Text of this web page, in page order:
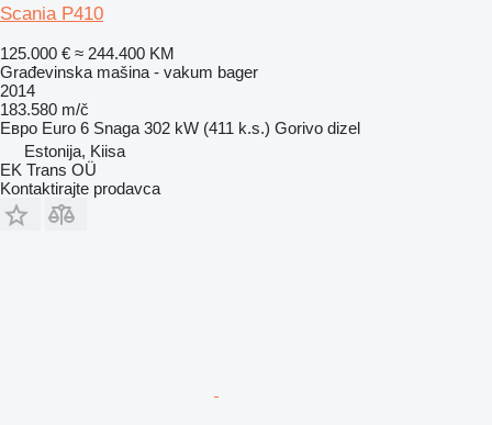
Scania P410
125.000 € ≈ 244.400 KM
Građevinska mašina - vakum bager
2014
183.580 m/č
Евро Euro 6 Snaga 302 kW (411 k.s.) Gorivo dizel
Estonija, Kiisa
EK Trans OÜ
Kontaktirajte prodavca